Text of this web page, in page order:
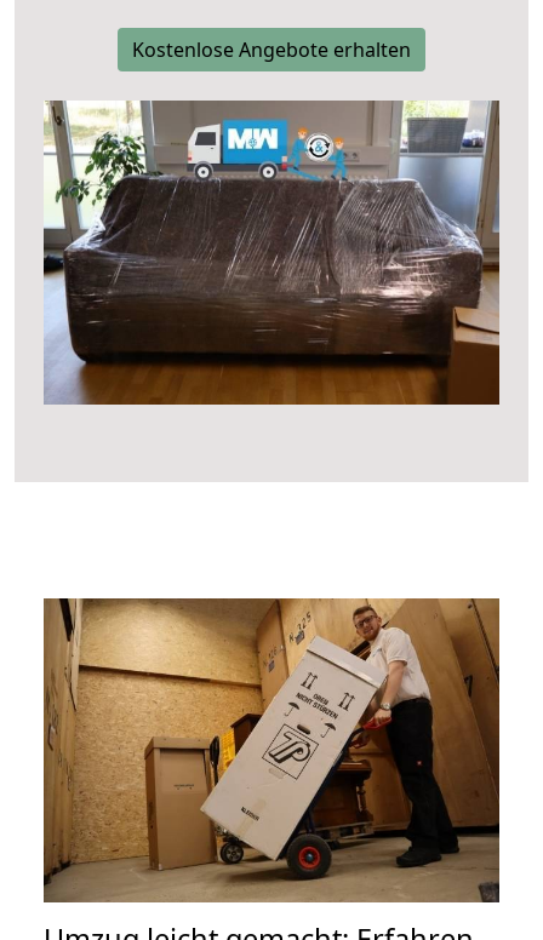
Kostenlose Angebote erhalten